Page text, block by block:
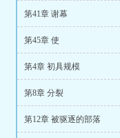
第41章 谢幕
第45章 使
第4章 初具规模
第8章 分裂
第12章 被驱逐的部落